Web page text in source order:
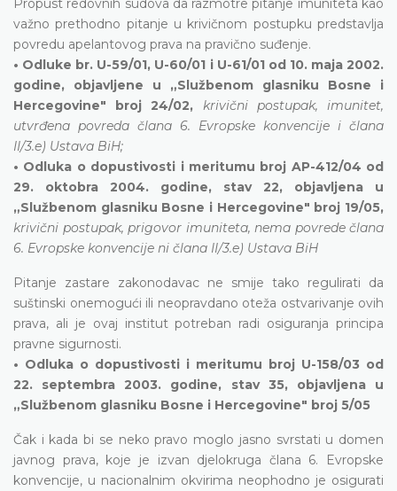
Propust redovnih sudova da razmotre pitanje imuniteta kao
važno prethodno pitanje u krivičnom postupku predstavlja
povredu apelantovog prava na pravično suđenje.
• Odluke br. U-59/01, U-60/01 i U-61/01 od 10. maja 2002.
godine, objavljene u „Službenom glasniku Bosne i
Hercegovine" broj 24/02, krivični postupak, imunitet,
utvrđena povreda člana 6. Evropske konvencije i člana
II/3.e) Ustava BiH;
• Odluka o dopustivosti i meritumu broj AP-412/04 od
29. oktobra 2004. godine, stav 22, objavljena u
„Službenom glasniku Bosne i Hercegovine" broj 19/05,
krivični postupak, prigovor imuniteta, nema povrede člana
6. Evropske konvencije ni člana II/3.e) Ustava BiH
Pitanje zastare zakonodavac ne smije tako regulirati da
suštinski onemogući ili neopravdano oteža ostvarivanje ovih
prava, ali je ovaj institut potreban radi osiguranja principa
pravne sigurnosti.
• Odluka o dopustivosti i meritumu broj U-158/03 od
22. septembra 2003. godine, stav 35, objavljena u
„Službenom glasniku Bosne i Hercegovine" broj 5/05
Čak i kada bi se neko pravo moglo jasno svrstati u domen
javnog prava, koje je izvan djelokruga člana 6. Evropske
konvencije, u nacionalnim okvirima neophodno je osigurati